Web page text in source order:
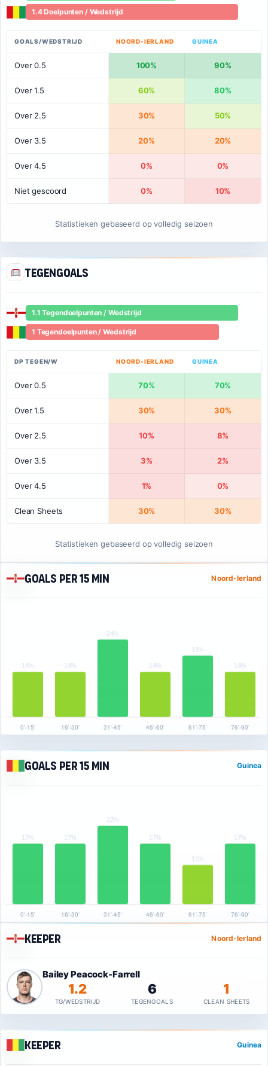
1.4 Doelpunten / Wedstrijd
GOALS/WEDSTRIJD NOORD-IERLAND GUINEA
Over 0.5 100% 90%
Over 1.5 60% 80%
Over 2.5 30% 50%
Over 3.5 20% 20%
Over 4.5 0% 0%
Niet gescoord 0% 10%
Statistieken gebaseerd op volledig seizoen
Tegengoals
1.1 Tegendoelpunten / Wedstrijd
1 Tegendoelpunten / Wedstrijd
DP TEGEN/W NOORD-IERLAND GUINEA
Over 0.5 70% 70%
Over 1.5 30% 30%
Over 2.5 10% 8%
Over 3.5 3% 2%
Over 4.5 1% 0%
Clean Sheets 30% 30%
Statistieken gebaseerd op volledig seizoen
Goals per 15 min Noord-Ierland
Goals per 15 min Guinea
Keeper Noord-Ierland
Bailey Peacock-Farrell
1.2
TG/WEDSTRIJD
6
TEGENGOALS
1
CLEAN SHEETS
Keeper Guinea